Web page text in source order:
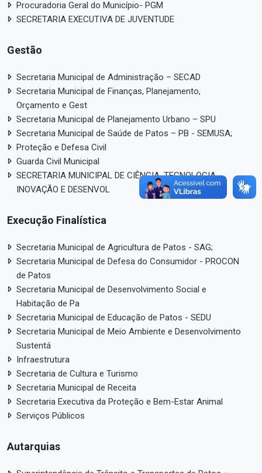
Procuradoria Geral do Município- PGM
SECRETARIA EXECUTIVA DE JUVENTUDE
Gestão
Secretaria Municipal de Administração – SECAD
Secretaria Municipal de Finanças, Planejamento,
Orçamento e Gest
Secretaria Municipal de Planejamento Urbano – SPU
Secretaria Municipal de Saúde de Patos – PB - SEMUSA;
Proteção e Defesa Civil
Guarda Civil Municipal
SECRETARIA MUNICIPAL DE CIÊNCIA, TECNOLOGIA,
INOVAÇÃO E DESENVOL
Execução Finalística
Secretaria Municipal de Agricultura de Patos - SAG;
Secretaria Municipal de Defesa do Consumidor - PROCON
de Patos
Secretaria Municipal de Desenvolvimento Social e
Habitação de Pa
Secretaria Municipal de Educação de Patos - SEDU
Secretaria Municipal de Meio Ambiente e Desenvolvimento
Sustentá
Infraestrutura
Secretaria de Cultura e Turismo
Secretaria Municipal de Receita
Secretaria Executiva da Proteção e Bem-Estar Animal
Serviços Públicos
Autarquias